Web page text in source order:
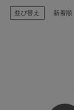
並び替え 新着順